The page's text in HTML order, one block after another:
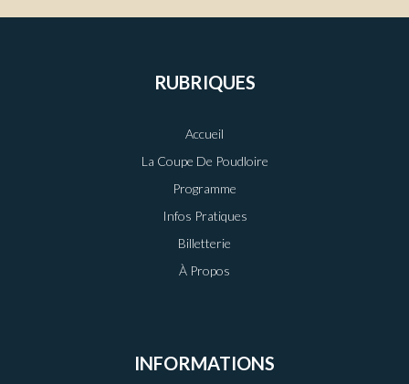
RUBRIQUES
Accueil
La Coupe De Poudloire
Programme
Infos Pratiques
Billetterie
À Propos
INFORMATIONS